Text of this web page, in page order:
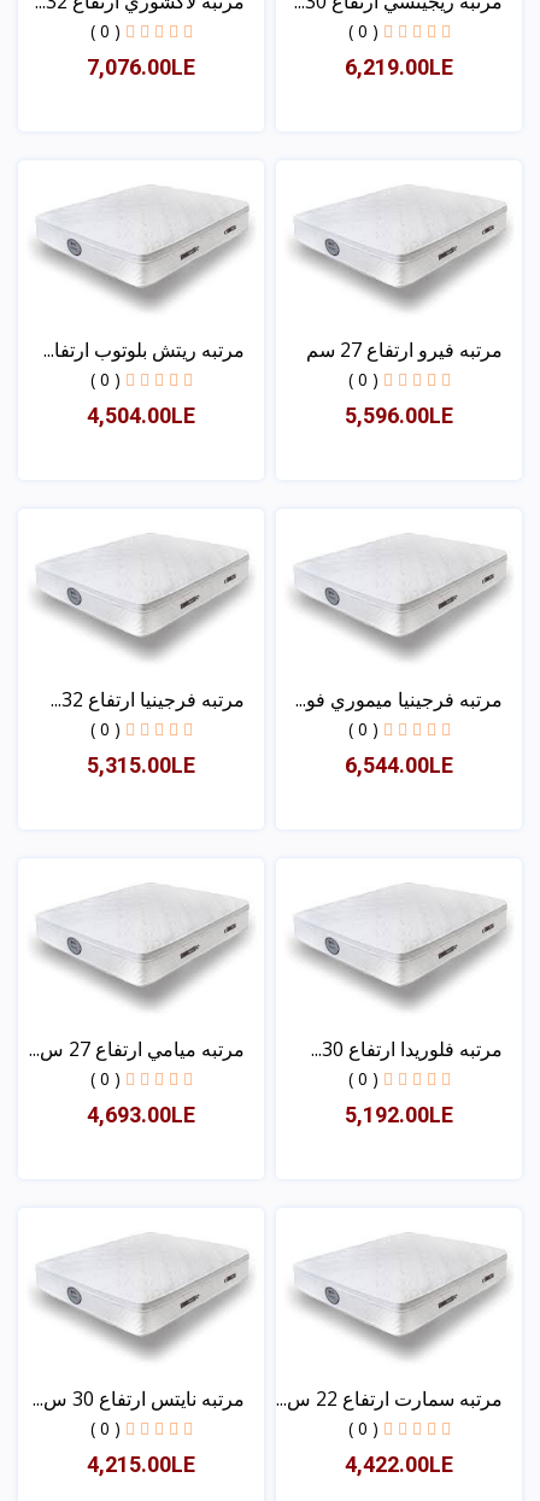
( 0 )
6,219.00LE
( 0 )
7,076.00LE
مرتبه فيرو ارتفاع 27 سم
( 0 )
5,596.00LE
مرتبه ريتش بلوتوب ارتفا...
( 0 )
4,504.00LE
مرتبه فرجينيا ميموري فو...
( 0 )
6,544.00LE
مرتبه فرجينيا ارتفاع 32...
( 0 )
5,315.00LE
مرتبه فلوريدا ارتفاع 30...
( 0 )
5,192.00LE
مرتبه ميامي ارتفاع 27 س...
( 0 )
4,693.00LE
مرتبه سمارت ارتفاع 22 س...
( 0 )
4,422.00LE
مرتبه نايتس ارتفاع 30 س...
( 0 )
4,215.00LE